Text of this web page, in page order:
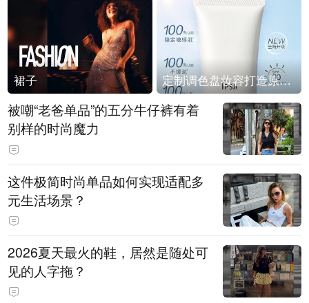
裙子 定制调色盘妆容打造原生之美
被嘲“老爸单品”的五分牛仔裤有着
别样的时尚魔力
这件极简时尚单品如何实现适配多
元生活场景？
2026夏天最火的鞋，居然是随处可
见的人字拖？